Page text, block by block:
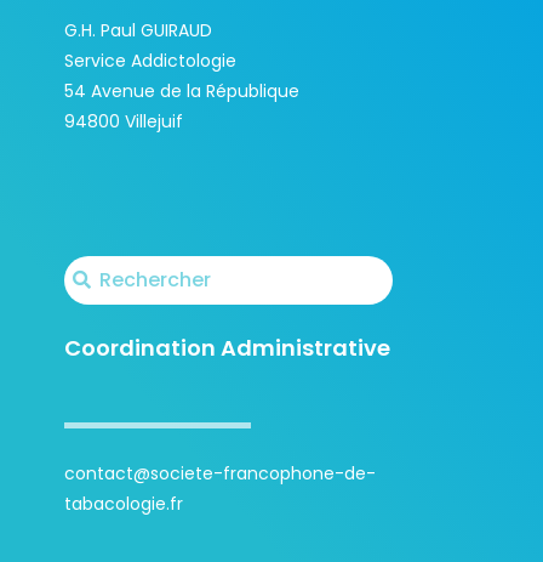
G.H. Paul GUIRAUD
Service Addictologie
54 Avenue de la République
94800 Villejuif
Coordination Administrative
contact@societe-francophone-de-
tabacologie.fr